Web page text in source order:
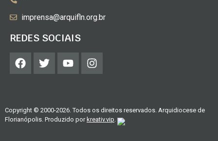
imprensa@arquifln.org.br
REDES SOCIAIS
Copyright © 2000-2026. Todos os direitos reservados. Arquidiocese de
Florianópolis. Produzido porkreativ.vip